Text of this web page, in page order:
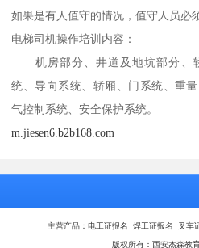
如果是有人值守的情况，值守人员必
电梯司机操作培训内容：
机房部分、井道及地坑部分、
统、导向系统、轿厢、门系统、重
气控制系统、安全保护系统。
m.jiesen6.b2b168.com
主营产品：电工证报名 焊工证报名 叉
版权所有：西安杰森教